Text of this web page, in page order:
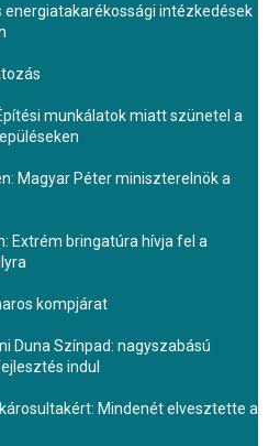
energiatakarékossági intézkedések
munkálatok miatt szünetel a
Magyar Péter miniszterelnök a
Extrém bringatúra hívja fel a
kompjárat
Duna Színpad: nagyszabású
indul
Mindenét elvesztette a